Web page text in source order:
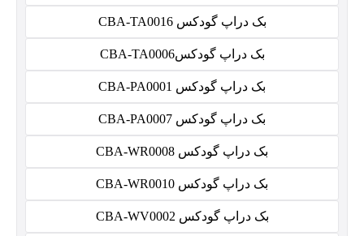
بک دراپ گودکس CBA-TA0016
بک دراپ گودکسCBA-TA0006
بک دراپ گودکس CBA-PA0001
بک دراپ گودکس CBA-PA0007
بک دراپ گودکس CBA-WR0008
بک دراپ گودکس CBA-WR0010
بک دراپ گودکس CBA-WV0002